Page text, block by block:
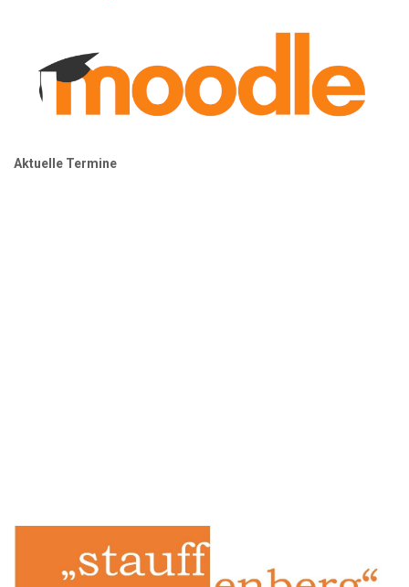
Aktuelle Termine